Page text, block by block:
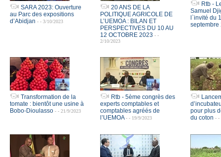
SARA 2023: Ouverture
au Parc des expositions
d’Abidjan - - 3/10/2023
20 ANS DE LA
POLITIQUE AGRICOLE DE
L’UEMOA : BILAN ET
PERSPECTIVES DU 10 AU
12 OCTOBRE 2023 - -
2/10/2023
Rtb -
Samuel
l`invité du
septembre
Transformation de la
tomate : bientôt une usine à
Bobo-Dioulasso - - 21/9/2023
Rtb - 5ème congrès des
experts comptables et
comptables agréés de
l’UEMOA - - 19/9/2023
pour plus
du coton - -